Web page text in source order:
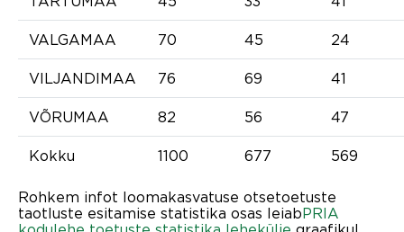
VALGAMAA 70 45 24
VILJANDIMAA 76 69 41
VÕRUMAA 82 56 47
Kokku 1100 677 569
Rohkem infot loomakasvatuse otsetoetuste
taotluste esitamise statistika osas leiabPRIA